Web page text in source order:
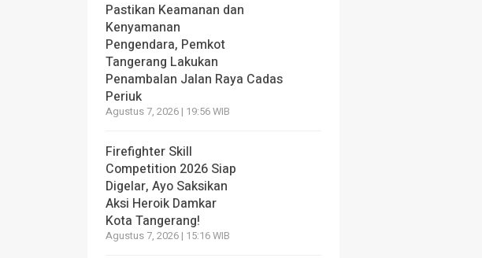
Pastikan Keamanan dan
Kenyamanan
Pengendara, Pemkot
Tangerang Lakukan
Penambalan Jalan Raya Cadas
Periuk
Agustus 7, 2026 | 19:56 WIB
Firefighter Skill
Competition 2026 Siap
Digelar, Ayo Saksikan
Aksi Heroik Damkar
Kota Tangerang!
Agustus 7, 2026 | 15:16 WIB